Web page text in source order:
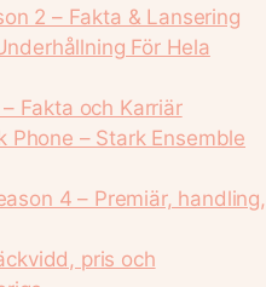
2 – Fakta & Lansering
För Hela
Fakta och Karriär
Phone – Stark Ensemble
4 – Premiär, handling,
pris och